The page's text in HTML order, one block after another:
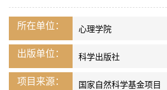
所在单位： 心理学院
出版单位： 科学出版社
项目来源： 国家自然科学基金项目